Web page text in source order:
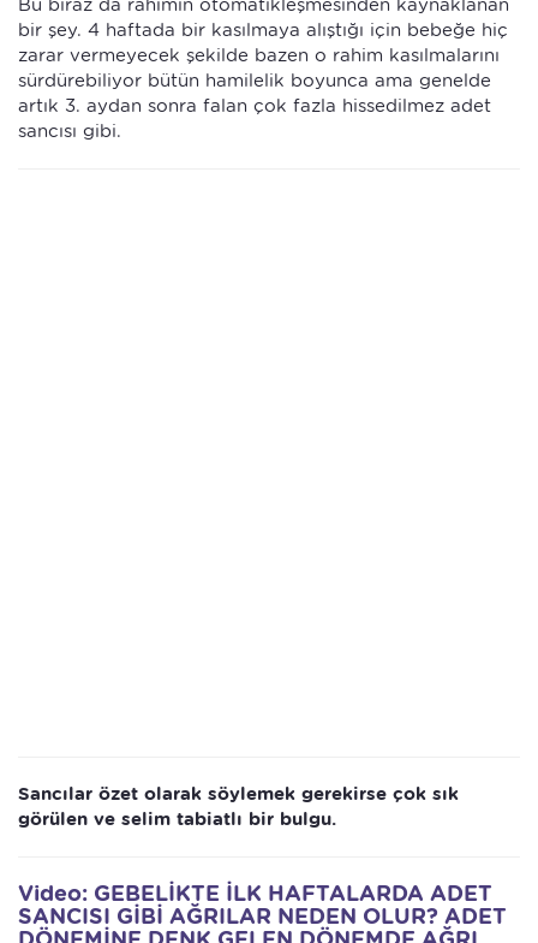
Bu biraz da rahimin otomatikleşmesinden kaynaklanan
bir şey. 4 haftada bir kasılmaya alıştığı için bebeğe hiç
zarar vermeyecek şekilde bazen o rahim kasılmalarını
sürdürebiliyor bütün hamilelik boyunca ama genelde
artık 3. aydan sonra falan çok fazla hissedilmez adet
sancısı gibi.
Sancılar özet olarak söylemek gerekirse çok sık
görülen ve selim tabiatlı bir bulgu.​
Video: GEBELİKTE İLK HAFTALARDA ADET
SANCISI GİBİ AĞRILAR NEDEN OLUR? ADET